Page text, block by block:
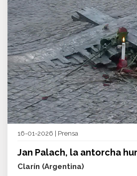
16-01-2026 | Prensa
Jan Palach, la antorcha
Clarín (Argentina)